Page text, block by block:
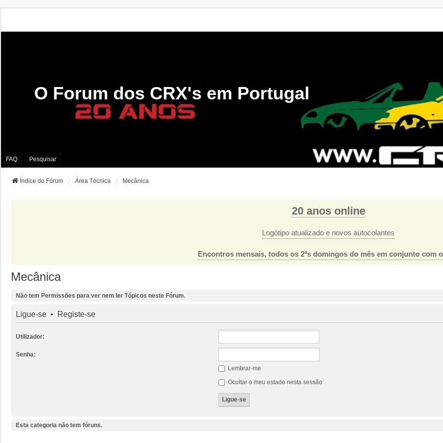
O Forum dos CRX's em Portugal
FAQ Pesquisar
Índice do Fórum Área Técnica Mecânica
20 anos online
Logótipo atualizado e novos autocolantes
Encontros mensais, todos os 2ºs domingos do mês em conjunto com
Mecânica
Não tem Permissões para ver nem ler Tópicos neste Fórum.
Ligue-se • Registe-se
Utilizador:
Senha:
Lembrar-me
Ocultar o meu estado nesta sessão
Esta categoria não tem fóruns.